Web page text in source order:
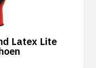
Latex Lite